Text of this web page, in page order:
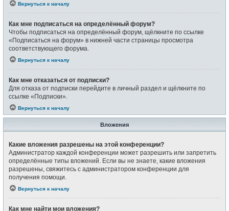
Вернуться к началу
Как мне подписаться на определённый форум?
Чтобы подписаться на определённый форум, щёлкните по ссылке
«Подписаться на форум» в нижней части страницы просмотра
соответствующего форума.
Вернуться к началу
Как мне отказаться от подписки?
Для отказа от подписки перейдите в личный раздел и щёлкните по
ссылке «Подписки».
Вернуться к началу
Вложения
Какие вложения разрешены на этой конференции?
Администратор каждой конференции может разрешить или запретить
определённые типы вложений. Если вы не знаете, какие вложения
разрешены, свяжитесь с администратором конференции для
получения помощи.
Вернуться к началу
Как мне найти мои вложения?